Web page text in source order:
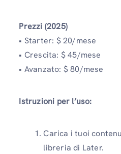
Prezzi (2025)
• Starter: $ 20/mese
• Crescita: $ 45/mese
• Avanzato: $ 80/mese
Istruzioni per l’uso:
Carica i tuoi
libreria di Later.